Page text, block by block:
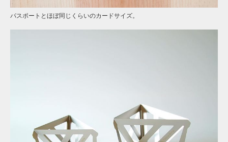
パスポートとほぼ同じくらいのカードサイズ。